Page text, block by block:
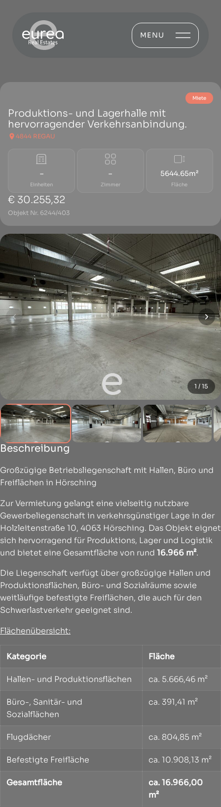
MENU
Miete
Produktions- und Lagerhalle mit
hervorragender Verkehrsanbindung.
4844 REGAU
–
Einheiten
–
Zimmer
5644.65m²
Fläche
€ 30.255,32
Objekt Nr. 6244/403
1 / 15
Beschreibung
Großzügige Betriebsliegenschaft mit Hallen, Büro und
Freiflächen in Hörsching
Zur Vermietung gelangt eine vielseitig nutzbare
Gewerbeliegenschaft in verkehrsgünstiger Lage in der
Holzleitenstraße 10, 4063 Hörsching. Das Objekt eignet
sich hervorragend für Produktions, Lager und Logistik
und bietet eine Gesamtfläche von rund 16.966 m².
Die Liegenschaft verfügt über großzügige Hallen und
Produktionsflächen, Büro- und Sozialräume sowie
weitläufige befestigte Freiflächen, die auch für den
Schwerlastverkehr geeignet sind.
Flächenübersicht:
Kategorie Fläche
Hallen- und Produktionsflächen ca. 5.666,46 m²
Büro-, Sanitär- und
Sozialflächen
ca. 391,41 m²
Flugdächer ca. 804,85 m²
Befestigte Freifläche ca. 10.908,13 m²
Gesamtfläche
ca. 16.966,00
m²